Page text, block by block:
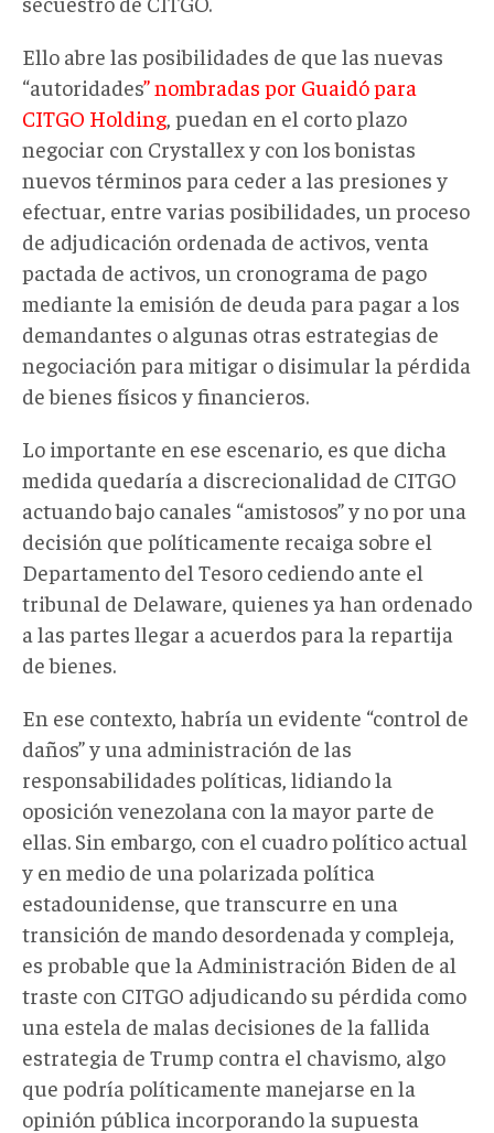
Ello abre las posibilidades de que las nuevas
“autoridades” nombradas por Guaidó para
CITGO Holding , puedan en el corto plazo
negociar con Crystallex y con los bonistas
nuevos términos para ceder a las presiones y
efectuar, entre varias posibilidades, un proceso
de adjudicación ordenada de activos, venta
pactada de activos, un cronograma de pago
mediante la emisión de deuda para pagar a los
demandantes o algunas otras estrategias de
negociación para mitigar o disimular la pérdida
de bienes físicos y financieros.
Lo importante en ese escenario, es que dicha
medida quedaría a discrecionalidad de CITGO
actuando bajo canales “amistosos” y no por una
decisión que políticamente recaiga sobre el
Departamento del Tesoro cediendo ante el
tribunal de Delaware, quienes ya han ordenado
a las partes llegar a acuerdos para la repartija
de bienes.
En ese contexto, habría un evidente “control de
daños” y una administración de las
responsabilidades políticas, lidiando la
oposición venezolana con la mayor parte de
ellas. Sin embargo, con el cuadro político actual
y en medio de una polarizada política
estadounidense, que transcurre en una
transición de mando desordenada y compleja,
es probable que la Administración Biden de al
traste con CITGO adjudicando su pérdida como
una estela de malas decisiones de la fallida
estrategia de Trump contra el chavismo, algo
que podría políticamente manejarse en la
opinión pública incorporando la supuesta